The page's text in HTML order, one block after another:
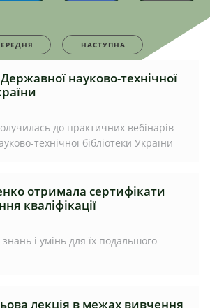
НАСТУПНА
науково-технічної
до практичних вебінарів
технічної бібліотеки України
отримала сертифікати
кваліфікації
і умінь для їх подальшого
лекція в межах вивчення